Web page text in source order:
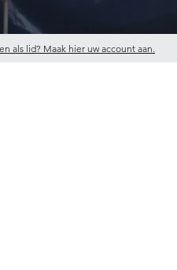
als lid? Maak hier uw account aan.